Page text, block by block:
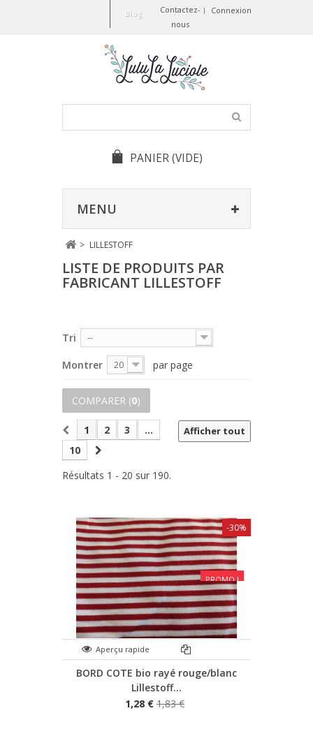
Connexion
Contactez-
nous
Blog
PANIER(VIDE)
MENU
> LILLESTOFF
LISTE DE PRODUITS PAR
FABRICANT LILLESTOFF
Tri --
Montrer 20 par page
COMPARER (0)
Afficher tout
1 2 3
...
10
Résultats 1 - 20 sur 190.
PROMO !
Aperçu rapide
BORD COTE bio rayé rouge/blanc
Lillestoff...
1,28 € 1,83 €
-30%